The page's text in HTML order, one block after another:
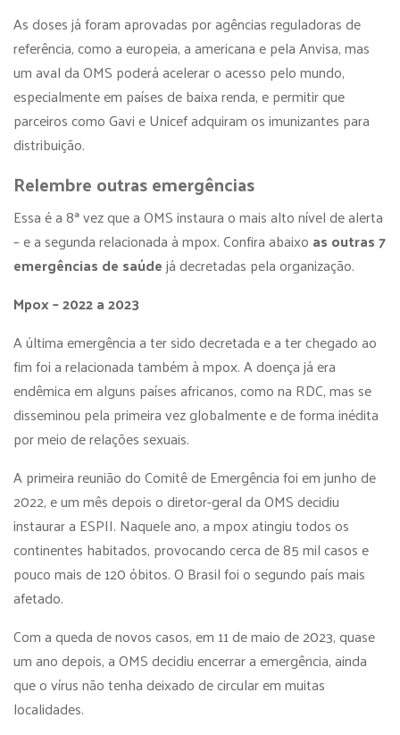
As doses já foram aprovadas por agências reguladoras de
referência, como a europeia, a americana e pela Anvisa, mas
um aval da OMS poderá acelerar o acesso pelo mundo,
especialmente em países de baixa renda, e permitir que
parceiros como Gavi e Unicef adquiram os imunizantes para
distribuição.
Relembre outras emergências
Essa é a 8ª vez que a OMS instaura o mais alto nível de alerta
– e a segunda relacionada à mpox. Confira abaixo as outras 7
emergências de saúdejá decretadas pela organização.
Mpox – 2022 a 2023
A última emergência a ter sido decretada e a ter chegado ao
fim foi a relacionada também à mpox. A doença já era
endêmica em alguns países africanos, como na RDC, mas se
disseminou pela primeira vez globalmente e de forma inédita
por meio de relações sexuais.
A primeira reunião do Comitê de Emergência foi em junho de
2022, e um mês depois o diretor-geral da OMS decidiu
instaurar a ESPII. Naquele ano, a mpox atingiu todos os
continentes habitados, provocando cerca de 85 mil casos e
pouco mais de 120 óbitos. O Brasil foi o segundo país mais
afetado.
Com a queda de novos casos, em 11 de maio de 2023, quase
um ano depois, a OMS decidiu encerrar a emergência, ainda
que o vírus não tenha deixado de circular em muitas
localidades.